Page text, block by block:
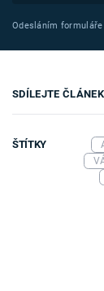
Odesláním
SDÍLEJTE ČLÁNEK
ŠTÍTKY